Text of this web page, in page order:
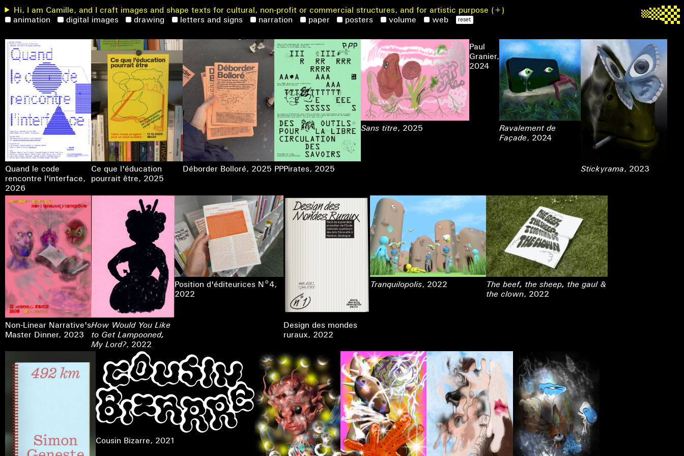
Hi, I am Camille, and I craft images and shape texts for cultural, non-profit or commercial structures, and for artistic purpose
animation
digital images drawing letters and signs narration paper posters volume web reset
▒▒▒
Quand le code
rencontre l'interface,
2026
Ce que l'éducation
pourrait être, 2025
Déborder Bolloré, 2025 PPPirates, 2025
Sans titre, 2025
Paul
Granier,
2024
Ravalement de
Façade, 2024
Stickyrama, 2023
Non-Linear Narrative's
Master Dinner, 2023
How Would You Like
to Get Lampooned,
My Lord?, 2022
Position d'éditeurices N°4,
2022
Design des mondes
ruraux, 2022
Tranquilopolis, 2022
The beef, the sheep, the gaul &
the clown, 2022
Cousin Bizarre, 2021